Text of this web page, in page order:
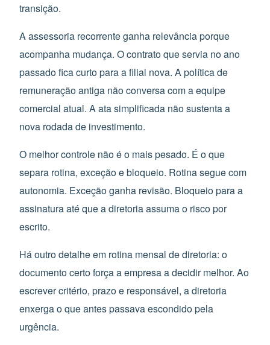
transição.
A assessoria recorrente ganha relevância porque
acompanha mudança. O contrato que servia no ano
passado fica curto para a filial nova. A política de
remuneração antiga não conversa com a equipe
comercial atual. A ata simplificada não sustenta a
nova rodada de investimento.
O melhor controle não é o mais pesado. É o que
separa rotina, exceção e bloqueio. Rotina segue com
autonomia. Exceção ganha revisão. Bloqueio para a
assinatura até que a diretoria assuma o risco por
escrito.
Há outro detalhe em rotina mensal de diretoria: o
documento certo força a empresa a decidir melhor. Ao
escrever critério, prazo e responsável, a diretoria
enxerga o que antes passava escondido pela
urgência.